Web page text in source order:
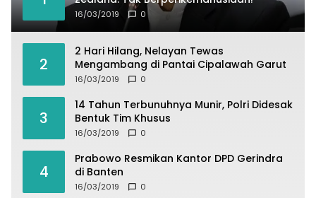
16/03/2019 0
2
2 Hari Hilang, Nelayan Tewas
Mengambang di Pantai Cipalawah Garut
16/03/2019 0
3
14 Tahun Terbunuhnya Munir, Polri Didesak
Bentuk Tim Khusus
16/03/2019 0
4
Prabowo Resmikan Kantor DPD Gerindra
di Banten
16/03/2019 0